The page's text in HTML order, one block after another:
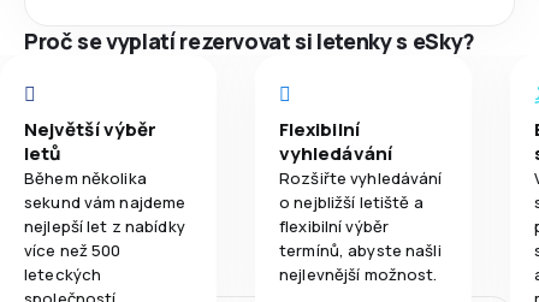
Proč se vyplatí rezervovat si letenky s eSky?
Největší výběr
letů
Během několika
sekund vám najdeme
nejlepší let z nabídky
více než 500
leteckých
Flexibilní
vyhledávání
Rozšiřte vyhledávání
o nejbližší letiště a
flexibilní výběr
termínů, abyste našli
nejlevnější možnost.